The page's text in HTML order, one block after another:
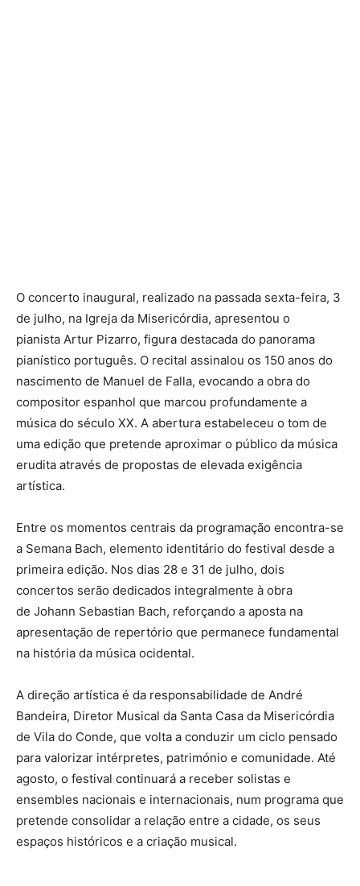
O concerto inaugural, realizado na passada sexta-feira, 3
de julho, na Igreja da Misericórdia, apresentou o
pianista Artur Pizarro, figura destacada do panorama
pianístico português. O recital assinalou os 150 anos do
nascimento de Manuel de Falla, evocando a obra do
compositor espanhol que marcou profundamente a
música do século XX. A abertura estabeleceu o tom de
uma edição que pretende aproximar o público da música
erudita através de propostas de elevada exigência
artística.
Entre os momentos centrais da programação encontra-se
a Semana Bach, elemento identitário do festival desde a
primeira edição. Nos dias 28 e 31 de julho, dois
concertos serão dedicados integralmente à obra
de Johann Sebastian Bach, reforçando a aposta na
apresentação de repertório que permanece fundamental
na história da música ocidental.
A direção artística é da responsabilidade de André
Bandeira, Diretor Musical da Santa Casa da Misericórdia
de Vila do Conde, que volta a conduzir um ciclo pensado
para valorizar intérpretes, património e comunidade. Até
agosto, o festival continuará a receber solistas e
ensembles nacionais e internacionais, num programa que
pretende consolidar a relação entre a cidade, os seus
espaços históricos e a criação musical.